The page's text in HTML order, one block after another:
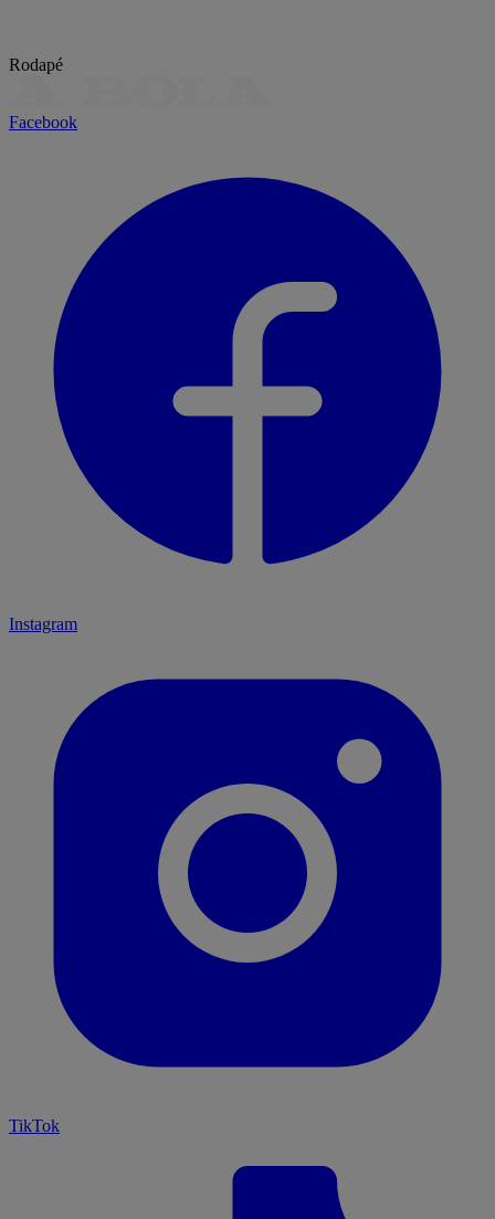
Rodapé
Facebook
Instagram
TikTok